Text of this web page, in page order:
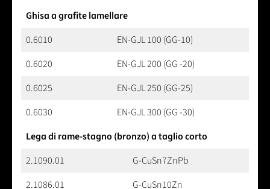
Ghisa a grafite lamellare
0.6010
EN-GJL 100 (GG-10)
0.6020
EN-GJL 200 (GG -20)
0.6025
EN-GJL 250 (GG-25)
0.6030
EN-GJL 300 (GG -30)
Lega di rame-stagno (bronzo) a taglio corto
2.1090.01
G-CuSn7ZnPb
2.1086.01
G-CuSn10Zn